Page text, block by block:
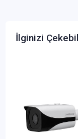
İlginizi